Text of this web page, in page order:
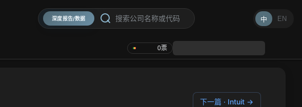
深度报告/数据 中 EN
0票
下一篇 · Intuit →